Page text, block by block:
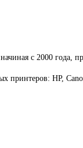
с 2000 года,
принтеров: HP,